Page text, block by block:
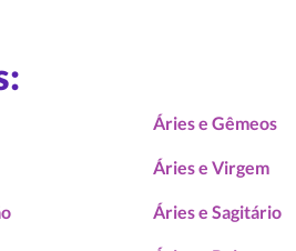
Áries e Gêmeos
Áries e Virgem
Áries e Sagitário